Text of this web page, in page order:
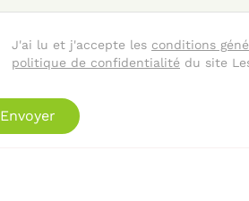
J'ai lu et j'accepte les conditions
politique de confidentialité du site
Envoyer